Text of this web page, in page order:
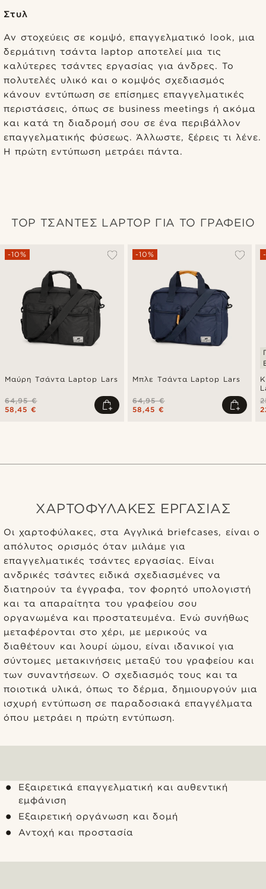
Στυλ
Αν στοχεύεις σε κομψό, επαγγελματικό look, μια
δερμάτινη τσάντα laptop αποτελεί μια τις
καλύτερες τσάντες εργασίας για άνδρες. Το
πολυτελές υλικό και ο κομψός σχεδιασμός
κάνουν εντύπωση σε επίσημες επαγγελματικές
περιστάσεις, όπως σε business meetings ή ακόμα
και κατά τη διαδρομή σου σε ένα περιβάλλον
επαγγελματικής φύσεως. Άλλωστε, ξέρεις τι λένε.
Η πρώτη εντύπωση μετράει πάντα.
TOP ΤΣΑΝΤΕΣ LAPTOP ΓΙΑ ΤΟ ΓΡΑΦΕΙΟ
Μαύρη Τσάντα Laptop Lars
-10%
64,95 €
58,45 €
Μπλε Τσάντα Laptop Lars
-10%
64,95 €
58,45 €
ΧΑΡΤΟΦΥΛΑΚΕΣ ΕΡΓΑΣΙΑΣ
Οι χαρτοφύλακες, στα Αγγλικά briefcases, είναι ο
απόλυτος ορισμός όταν μιλάμε για
επαγγελματικές τσάντες εργασίας. Είναι
ανδρικές τσάντες ειδικά σχεδιασμένες να
διατηρούν τα έγγραφα, τον φορητό υπολογιστή
και τα απαραίτητα του γραφείου σου
οργανωμένα και προστατευμένα. Ενώ συνήθως
μεταφέρονται στο χέρι, με μερικούς να
διαθέτουν και λουρί ώμου, είναι ιδανικοί για
σύντομες μετακινήσεις μεταξύ του γραφείου και
των συναντήσεων. Ο σχεδιασμός τους και τα
ποιοτικά υλικά, όπως το δέρμα, δημιουργούν μια
ισχυρή εντύπωση σε παραδοσιακά επαγγέλματα
όπου μετράει η πρώτη εντύπωση.
Εξαιρετικά επαγγελματική και αυθεντική
εμφάνιση
Εξαιρετική οργάνωση και δομή
Αντοχή και προστασία